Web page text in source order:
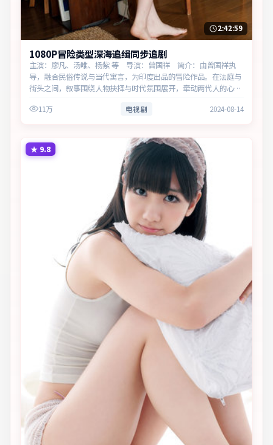
2:42:59
1080P冒险类型深海追缉同步追剧
主演：廖凡、汤唯、杨紫 等 导演：曾国祥 简介：由曾国祥执
导，融合民俗传说与当代寓言，为印度出品的冒险作品。在法庭与
街头之间，叙事围绕人物抉择与时代氛围展开，牵动两代人的心结
11万 电视剧 2024-08-14
★ 9.8